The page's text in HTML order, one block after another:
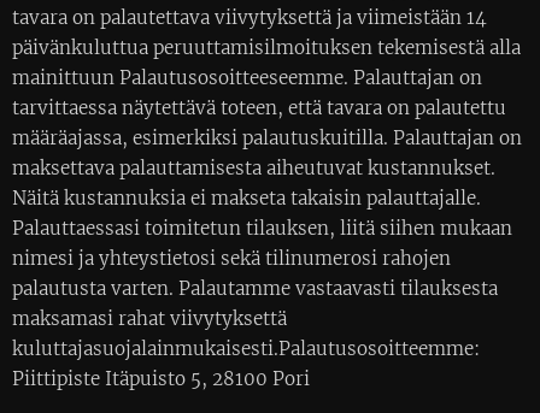
tavara on palautettava viivytyksettä ja viimeistään 14
päivänkuluttua peruuttamisilmoituksen tekemisestä alla
mainittuun Palautusosoitteeseemme. Palauttajan on
tarvittaessa näytettävä toteen, että tavara on palautettu
määräajassa, esimerkiksi palautuskuitilla. Palauttajan on
maksettava palauttamisesta aiheutuvat kustannukset.
Näitä kustannuksia ei makseta takaisin palauttajalle.
Palauttaessasi toimitetun tilauksen, liitä siihen mukaan
nimesi ja yhteystietosi sekä tilinumerosi rahojen
palautusta varten. Palautamme vastaavasti tilauksesta
maksamasi rahat viivytyksettä
kuluttajasuojalainmukaisesti.Palautusosoitteemme:
Piittipiste Itäpuisto 5, 28100 Pori